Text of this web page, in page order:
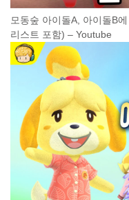
모동숲 아이돌A, 아이돌B
리스트 포함) – Youtube